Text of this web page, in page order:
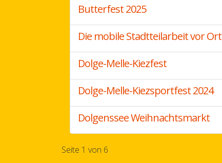
Butterfest 2025
Die mobile Stadtteilarbeit vor Ort
Dolge-Melle-Kiezfest
Dolge-Melle-Kiezsportfest 2024
Dolgenssee Weihnachtsmarkt
Seite 1 von 6